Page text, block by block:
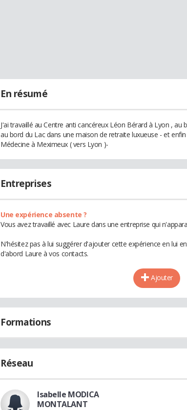
En résumé
J'ai travaillé au Centre anti cancéreux Léon Bérard à Lyon , au
au bord du Lac dans une maison de retraite luxueuse - et
Médecine à Meximeux ( vers Lyon )-
Entreprises
Une expérience absente ?
Vous avez travaillé avec Laure dans une entreprise qui
N'hésitez pas à lui suggérer d'ajouter cette expérience en lui
d'abord Laure à vos contacts.
Ajouter
Formations
Réseau
Isabelle MODICA
MONTALANT